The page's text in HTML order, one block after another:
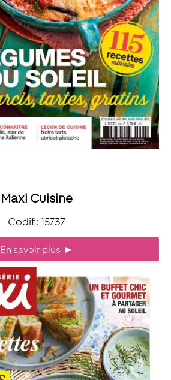
Maxi Cuisine
Codif : 15737
En savoir plus ►